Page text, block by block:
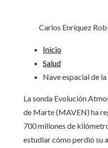
Carlos Enríquez
Inicio
Salud
Nave espacial de
La sonda Evolución
de Marte (MAVEN) ha
700 millones de
estudiar cómo perdió su